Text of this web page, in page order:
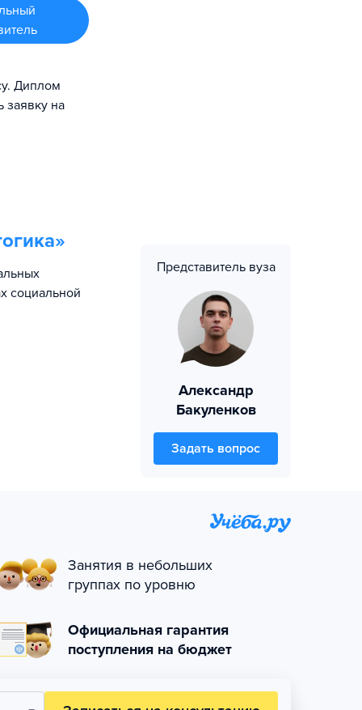
Диплом
заявку на
»
социальной
Представитель вуза
Александр
Бакуленков
Задать вопрос
Занятия в небольших
группах по уровню
Официальная гарантия
поступления на бюджет